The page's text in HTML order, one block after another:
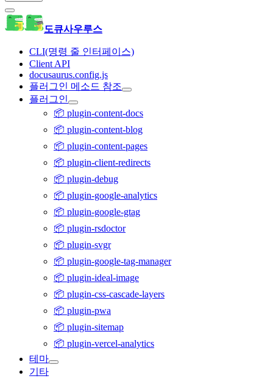
도큐사우루스
CLI(명령 줄 인터페이스)
Client API
docusaurus.config.js
플러그인 메소드 참조
플러그인
📦 plugin-content-docs
📦 plugin-content-blog
📦 plugin-content-pages
📦 plugin-client-redirects
📦 plugin-debug
📦 plugin-google-analytics
📦 plugin-google-gtag
📦 plugin-rsdoctor
📦 plugin-svgr
📦 plugin-google-tag-manager
📦 plugin-ideal-image
📦 plugin-css-cascade-layers
📦 plugin-pwa
📦 plugin-sitemap
📦 plugin-vercel-analytics
테마
기타